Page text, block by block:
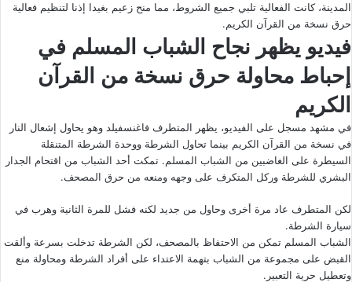
المدينة، كانت الفعالية تلبي جميع الشروط، مما منح زعيم بغيدا إذنا لتنظيم فعالية
حرق نسخة من القرآن الكريم.
فيديو يظهر نجاح الشباب المسلم في
إحباط محاولة حرق نسخة من القرآن
الكريم
في مشهد مسجل على الفيديو، يظهر المتطرف فاغنسفيلد وهو يحاول إشعال النار
في نسخة من القرآن الكريم بينما تحاول الشرطة ووحدة الشرطة المتنقلة
السيطرة على الغاضبين من الشباب المسلم. تمكت أحد الشباب من اقتحام الجدار
البشري للشرطة وركل المتكرف على وجهه ومنعه من حرق المصحف.
لكن المتطرف عاد مرة أخرى وحاول من جديد لكنه فشل للمرة الثانية وهرب في
سيارة الشرطة.
الشباب المسلم تمكن من الاحتفاظ بالمصحف، لكن الشرطة تدخلت بسرعة وألقت
القبض على مجموعة من الشباب بتهمة الاعتداء على أفراد الشرطة ومحاولة منع
وتعطيل حرية التعبير.